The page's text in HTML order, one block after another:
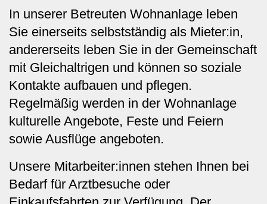
In unserer Betreuten Wohnanlage leben
Sie einerseits selbstständig als Mieter:in,
andererseits leben Sie in der Gemeinschaft
mit Gleichaltrigen und können so soziale
Kontakte aufbauen und pflegen.
Regelmäßig werden in der Wohnanlage
kulturelle Angebote, Feste und Feiern
sowie Ausflüge angeboten.
Unsere Mitarbeiter:innen stehen Ihnen bei
Bedarf für Arztbesuche oder